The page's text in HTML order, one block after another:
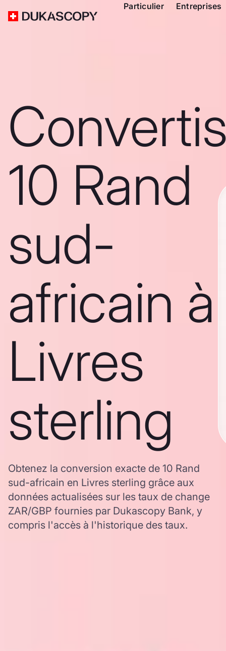
Particulier Entreprises
10 Rand
sud-
africain à
Livres
sterling
Obtenez la conversion exacte de 10 Rand
sud-africain en Livres sterling grâce aux
données actualisées sur les taux de change
ZAR/GBP fournies par Dukascopy Bank, y
compris l'accès à l'historique des taux.